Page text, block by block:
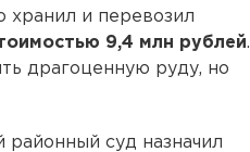
хранил и перевозил
9,4 млн рублей.
драгоценную руду, но
суд назначил